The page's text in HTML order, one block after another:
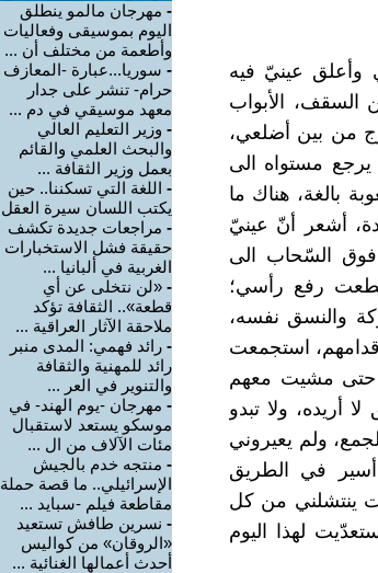
وأعلق عينيّ فيه
السقف، الأبواب
من بين أضلعي،
مستواه الى
بالغة، هناك ما
أشعر أنّ عينيّ
السّحاب الى
رفع رأسي؛
والنسق نفسه،
استجمعت
حتى مشيت معهم
أريده، ولا تبدو
ولم يعيروني
في الطريق
ينتشلني من كل
لهذا اليوم
- مهرجان مالمو ينطلق
اليوم بموسيقى وفعاليات
وأطعمة من مختلف أن ...
- سوريا...عبارة -المعازف
حرام- تنشر على جدار
معهد موسيقي في دم ...
- وزير التعليم العالي
والبحث العلمي والقائم
بعمل وزير الثقافة ...
- اللغة التي تسكننا.. حين
يكتب اللسان سيرة العقل
- مراجعات جديدة تكشف
حقيقة فشل الاستخبارات
الغربية في ألبانيا ...
- «لن نتخلى عن أي
قطعة».. الثقافة تؤكد
ملاحقة الآثار العراقية ...
- رائد فهمي: المدى منبر
رائد للمهنية والثقافة
والتنوير في العر ...
- مهرجان -يوم الهند- في
موسكو يستعد لاستقبال
مئات الآلاف من ال ...
- منتجه خدم بالجيش
الإسرائيلي.. ما قصة حملة
مقاطعة فيلم -سبايد ...
- نسرين طافش تستعيد
«الروقان» من كواليس
أحدث أعمالها الغنائية ...